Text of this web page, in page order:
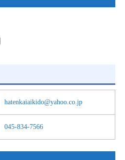
hatenkaiaikido@yahoo.co.jp
045-834-7566